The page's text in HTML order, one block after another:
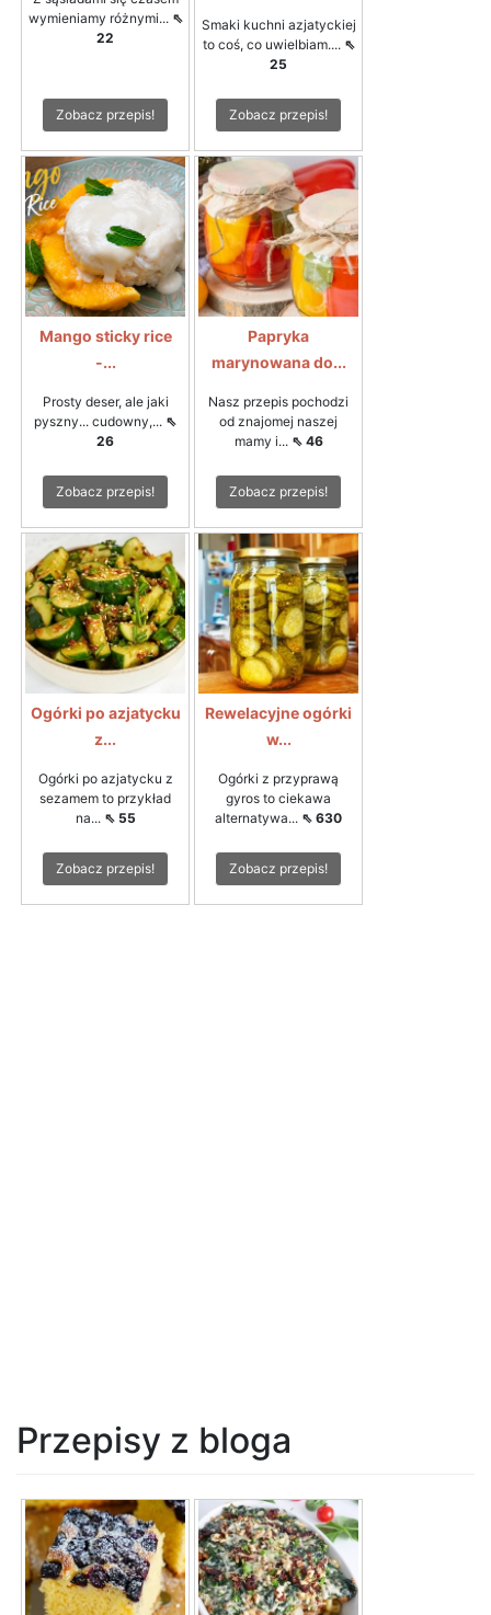
wymieniamy różnymi... ⇖
22
Zobacz przepis!
Smaki kuchni azjatyckiej
to coś, co uwielbiam.... ⇖
25
Zobacz przepis!
Mango sticky rice
-...
Prosty deser, ale jaki
pyszny... cudowny,... ⇖
26
Zobacz przepis!
Papryka
marynowana do...
Nasz przepis pochodzi
od znajomej naszej
mamy i... ⇖ 46
Zobacz przepis!
Ogórki po azjatycku
z...
Ogórki po azjatycku z
sezamem to przykład
na... ⇖ 55
Zobacz przepis!
Rewelacyjne ogórki
w...
Ogórki z przyprawą
gyros to ciekawa
alternatywa... ⇖ 630
Zobacz przepis!
Przepisy z bloga